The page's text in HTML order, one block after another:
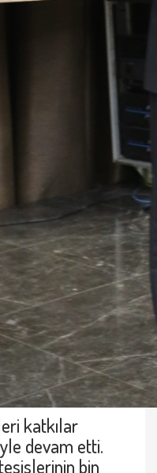
katkılar
devam etti.
bin